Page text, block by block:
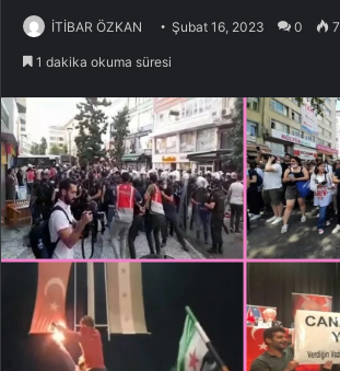
İTİBAR ÖZKAN Şubat 16, 2023 0 7
1 dakika okuma süresi